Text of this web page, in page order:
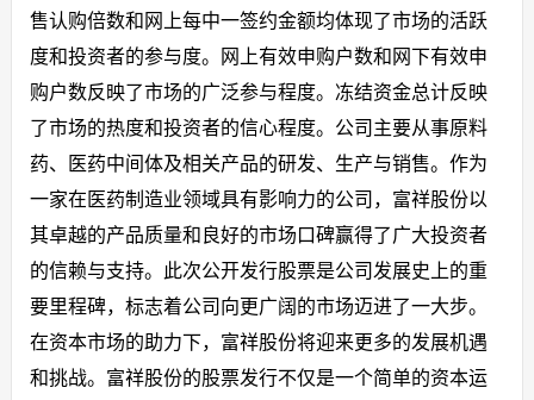
售认购倍数和网上每中一签约金额均体现了市场的活跃
度和投资者的参与度。网上有效申购户数和网下有效申
购户数反映了市场的广泛参与程度。冻结资金总计反映
了市场的热度和投资者的信心程度。公司主要从事原料
药、医药中间体及相关产品的研发、生产与销售。作为
一家在医药制造业领域具有影响力的公司，富祥股份以
其卓越的产品质量和良好的市场口碑赢得了广大投资者
的信赖与支持。此次公开发行股票是公司发展史上的重
要里程碑，标志着公司向更广阔的市场迈进了一大步。
在资本市场的助力下，富祥股份将迎来更多的发展机遇
和挑战。富祥股份的股票发行不仅是一个简单的资本运